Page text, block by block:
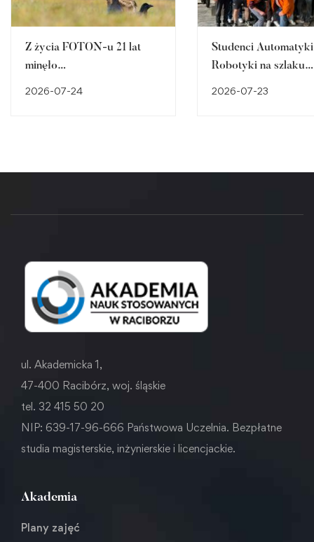
Z życia FOTON-u 21 lat
minęło…
2026-07-24
Studenci
Robotyki na szlaku
2026-07-23
ul. Akademicka 1,
47-400 Racibórz, woj. śląskie
tel. 32 415 50 20
NIP: 639-17-96-666 Państwowa Uczelnia. Bezpłatne
studia magisterskie, inżynierskie i licencjackie.
Akademia
Plany zajęć